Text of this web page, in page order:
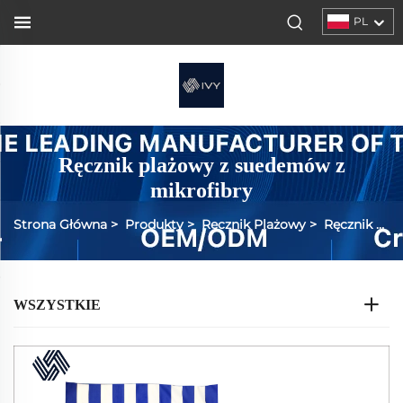
PL
Ręcznik plażowy z suedemów z
mikrofibry
Strona Główna > Produkty> Ręcznik Plażowy > Ręcznik plażowy mikrofiberny suedenowy
WSZYSTKIE